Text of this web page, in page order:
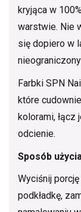
kryjąca w
warstwie. Nie
się dopiero w
Farbki SPN
które
kolorami, łącz
odcienie.
Sposób
Wyciśnij
podkładkę,